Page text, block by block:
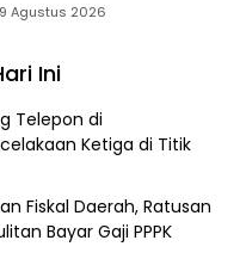
9 Agustus 2026
Ini
Telepon di
Ketiga di Titik
Fiskal Daerah, Ratusan
Bayar Gaji PPPK